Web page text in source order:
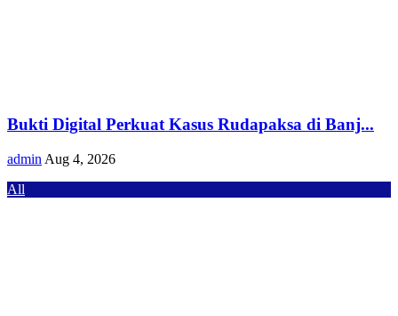
Bukti Digital Perkuat Kasus Rudapaksa di Banj...
admin Aug 4, 2026
All